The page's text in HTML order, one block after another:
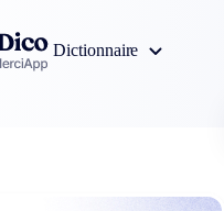
Dictionnaire